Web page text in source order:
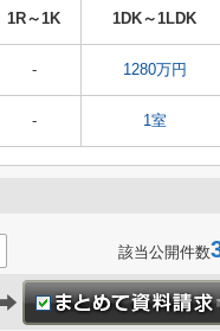
1R～1K 1DK～1LDK
- 1280万円
- 1室
該当公開件数